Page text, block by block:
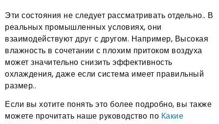
Эти состояния не следует рассматривать отдельно.. В
реальных промышленных условиях, они
взаимодействуют друг с другом. Например, Высокая
влажность в сочетании с плохим притоком воздуха
может значительно снизить эффективность
охлаждения, даже если система имеет правильный
размер..
Если вы хотите понять это более подробно, вы также
можете прочитать наше руководство по Какие